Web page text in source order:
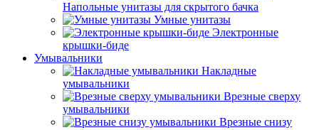
Напольные унитазы для скрытого бачка
Умные унитазы
Электронные
крышки-биде
Умывальники
Накладные
умывальники
Врезные сверху
умывальники
Врезные снизу